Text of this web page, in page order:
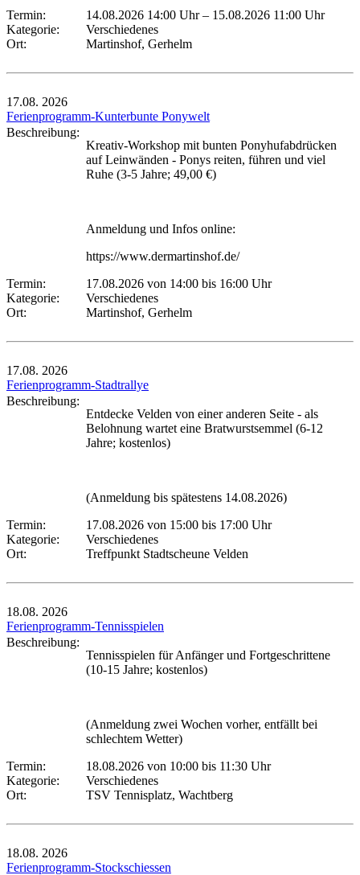
Termin: 14.08.2026 14:00 Uhr– 15.08.2026 11:00 Uhr
Kategorie:
Verschiedenes
Ort:
Martinshof, Gerhelm
17.08. 2026
Ferienprogramm-Kunterbunte Ponywelt
Beschreibung:
Kreativ-Workshop mit bunten Ponyhufabdrücken
auf Leinwänden - Ponys reiten, führen und viel
Ruhe (3-5 Jahre; 49,00 €)
Anmeldung und Infos online:
https://www.dermartinshof.de/
Termin:
17.08.2026 von 14:00 bis 16:00 Uhr
Kategorie:
Verschiedenes
Ort:
Martinshof, Gerhelm
17.08. 2026
Ferienprogramm-Stadtrallye
Beschreibung:
Entdecke Velden von einer anderen Seite - als
Belohnung wartet eine Bratwurstsemmel (6-12
Jahre; kostenlos)
(Anmeldung bis spätestens 14.08.2026)
Termin:
17.08.2026 von 15:00 bis 17:00 Uhr
Kategorie:
Verschiedenes
Ort:
Treffpunkt Stadtscheune Velden
18.08. 2026
Ferienprogramm-Tennisspielen
Beschreibung:
Tennisspielen für Anfänger und Fortgeschrittene
(10-15 Jahre; kostenlos)
(Anmeldung zwei Wochen vorher, entfällt bei
schlechtem Wetter)
Termin:
18.08.2026 von 10:00 bis 11:30 Uhr
Kategorie:
Verschiedenes
Ort:
TSV Tennisplatz, Wachtberg
18.08. 2026
Ferienprogramm-Stockschiessen